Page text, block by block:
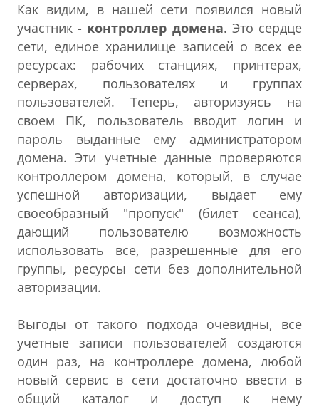
Как видим, в нашей сети появился новый
участник - контроллер домена. Это сердце
сети, единое хранилище записей о всех ее
ресурсах: рабочих станциях, принтерах,
серверах, пользователях и группах
пользователей. Теперь, авторизуясь на
своем ПК, пользователь вводит логин и
пароль выданные ему администратором
домена. Эти учетные данные проверяются
контроллером домена, который, в случае
успешной авторизации, выдает ему
своеобразный "пропуск" (билет сеанса),
дающий пользователю возможность
использовать все, разрешенные для его
группы, ресурсы сети без дополнительной
авторизации.
Выгоды от такого подхода очевидны, все
учетные записи пользователей создаются
один раз, на контроллере домена, любой
новый сервис в сети достаточно ввести в
общий каталог и доступ к нему